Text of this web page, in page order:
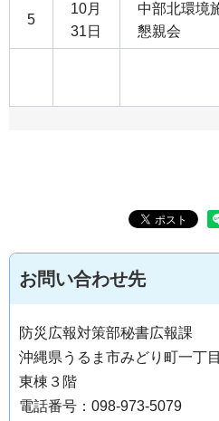
5
10月
31日
中部北環境
懇親会
お問い合わせ先
防災広報対策部秘書広報課
沖縄県うるま市みどり町一丁
東棟３階
電話番号：098-973-5079